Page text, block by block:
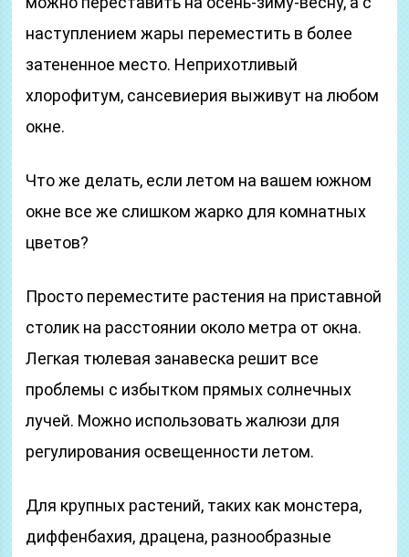
наступлением жары переместить в более
затененное место. Неприхотливый
хлорофитум, сансевиерия выживут на любом
окне.
Что же делать, если летом на вашем южном
окне все же слишком жарко для комнатных
цветов?
Просто переместите растения на приставной
столик на расстоянии около метра от окна.
Легкая тюлевая занавеска решит все
проблемы с избытком прямых солнечных
лучей. Можно использовать жалюзи для
регулирования освещенности летом.
Для крупных растений, таких как монстера,
диффенбахия, драцена, разнообразные